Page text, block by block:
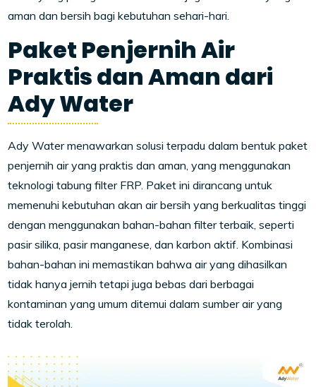
aman dan bersih bagi kebutuhan sehari-hari.
Paket Penjernih Air
Praktis dan Aman dari
Ady Water
Ady Water menawarkan solusi terpadu dalam bentuk paket
penjernih air yang praktis dan aman, yang menggunakan
teknologi tabung filter FRP. Paket ini dirancang untuk
memenuhi kebutuhan akan air bersih yang berkualitas tinggi
dengan menggunakan bahan-bahan filter terbaik, seperti
pasir silika, pasir manganese, dan karbon aktif. Kombinasi
bahan-bahan ini memastikan bahwa air yang dihasilkan
tidak hanya jernih tetapi juga bebas dari berbagai
kontaminan yang umum ditemui dalam sumber air yang
tidak terolah.